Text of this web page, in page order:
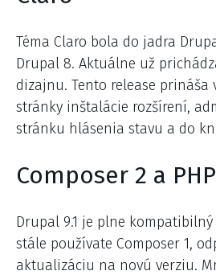
Téma Claro bola do jadra
Drupal 8. Aktuálne už
dizajnu. Tento release prináša
stránky inštalácie rozšírení,
stránku hlásenia stavu a do
Composer 2 a
Drupal 9.1 je plne kompatibilný
stále používate Composer 1,
aktualizáciu na novú verziu.